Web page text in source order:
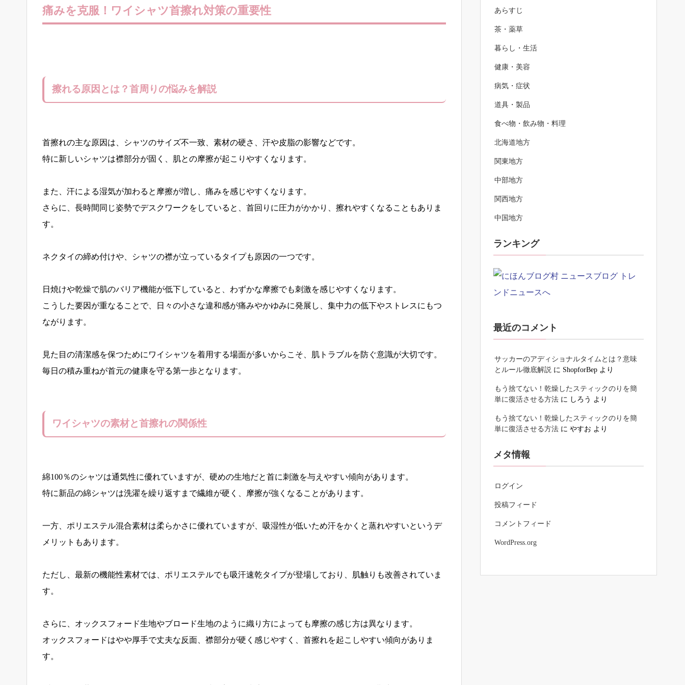
痛みを克服！ワイシャツ首擦れ対策の重要性
擦れる原因とは？首周りの悩みを解説
首擦れの主な原因は、シャツのサイズ不一致、素材の硬さ、汗や皮脂の影響などです。
特に新しいシャツは襟部分が固く、肌との摩擦が起こりやすくなります。
また、汗による湿気が加わると摩擦が増し、痛みを感じやすくなります。
さらに、長時間同じ姿勢でデスクワークをしていると、首回りに圧力がかかり、擦れやすくなることもありま
す。
ネクタイの締め付けや、シャツの襟が立っているタイプも原因の一つです。
日焼けや乾燥で肌のバリア機能が低下していると、わずかな摩擦でも刺激を感じやすくなります。
こうした要因が重なることで、日々の小さな違和感が痛みやかゆみに発展し、集中力の低下やストレスにもつ
ながります。
見た目の清潔感を保つためにワイシャツを着用する場面が多いからこそ、肌トラブルを防ぐ意識が大切です。
毎日の積み重ねが首元の健康を守る第一歩となります。
ワイシャツの素材と首擦れの関係性
綿100％のシャツは通気性に優れていますが、硬めの生地だと首に刺激を与えやすい傾向があります。
特に新品の綿シャツは洗濯を繰り返すまで繊維が硬く、摩擦が強くなることがあります。
一方、ポリエステル混合素材は柔らかさに優れていますが、吸湿性が低いため汗をかくと蒸れやすいというデ
メリットもあります。
ただし、最新の機能性素材では、ポリエステルでも吸汗速乾タイプが登場しており、肌触りも改善されていま
す。
さらに、オックスフォード生地やブロード生地のように織り方によっても摩擦の感じ方は異なります。
オックスフォードはやや厚手で丈夫な反面、襟部分が硬く感じやすく、首擦れを起こしやすい傾向がありま
す。
あらすじ
茶・薬草
暮らし・生活
健康・美容
病気・症状
道具・製品
食べ物・飲み物・料理
北海道地方
関東地方
中部地方
関西地方
中国地方
ランキング
最近のコメント
サッカーのアディショナルタイムとは？意味
とルール徹底解説 に ShopforBepより
もう捨てない！乾燥したスティックのりを簡
単に復活させる方法に しろう より
もう捨てない！乾燥したスティックのりを簡
単に復活させる方法に やすお より
メタ情報
ログイン
投稿フィード
コメントフィード
WordPress.org